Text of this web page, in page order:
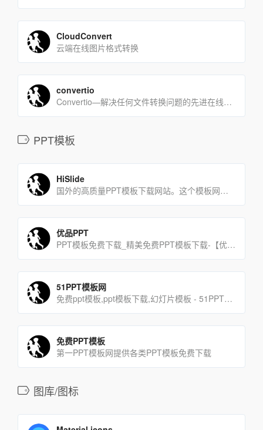
CloudConvert
云端在线图片格式转换
convertio
Convertio—解决任何文件转换问题的先进在线工具。
PPT模板
HiSlide
国外的高质量PPT模板下载网站。这个模板网站数量多，质量高，而且每周都会更新。
优品PPT
PPT模板免费下载_精美免费PPT模板下载-【优品PPT】
51PPT模板网
免费ppt模板,ppt模板下载,幻灯片模板 - 51PPT模板网
免费PPT模板
第一PPT模板网提供各类PPT模板免费下载
图库/图标